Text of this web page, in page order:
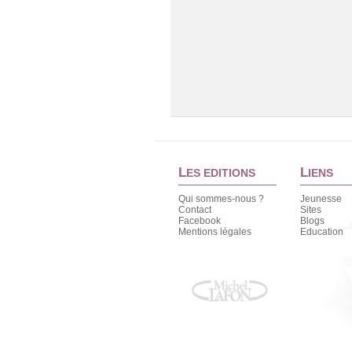
LES EDITIONS
Qui sommes-nous ?
Contact
Facebook
Mentions légales
LIENS
Jeunesse
Sites
Blogs
Education